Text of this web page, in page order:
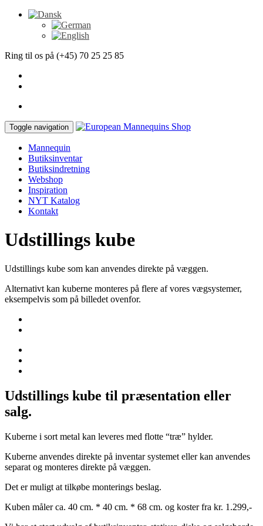
Ring til os på (+45) 70 25 25 85
Toggle navigation
Mannequin
Butiksinventar
Butiksindretning
Webshop
Inspiration
NYT Katalog
Kontakt
Udstillings kube
Udstillings kube som kan anvendes direkte på væggen.
Alternativt kan kuberne monteres på flere af vores vægsystemer,
eksempelvis som på billedet ovenfor.
Udstillings kube til præsentation eller
salg.
Kuberne i sort metal kan leveres med flotte “træ” hylder.
Kuberne anvendes direkte på inventar systemet eller kan anvendes
separat og monteres direkte på væggen.
Det er muligt at tilkøbe monterings beslag.
Kuben måler ca. 40 cm. * 40 cm. * 68 cm. og koster fra kr. 1.299,-